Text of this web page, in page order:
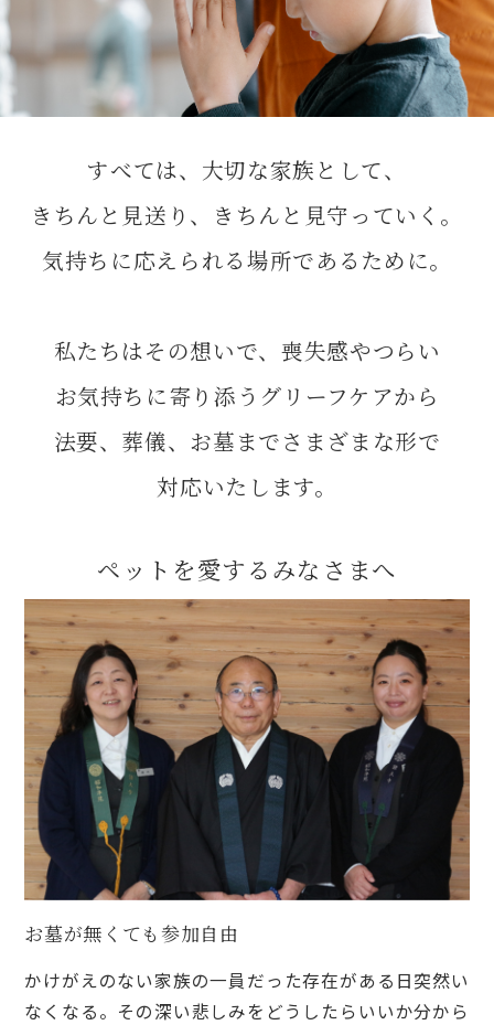
すべては、大切な家族として、
きちんと見送り、きちんと見守っていく。
気持ちに応えられる場所であるために。
私たちはその想いで、喪失感やつらい
お気持ちに寄り添うグリーフケアから
法要、葬儀、お墓までさまざまな形で
対応いたします。
ペットを愛するみなさまへ
お墓が無くても参加自由
かけがえのない家族の一員だった存在がある日突然い
なくなる。その深い悲しみをどうしたらいいか分から